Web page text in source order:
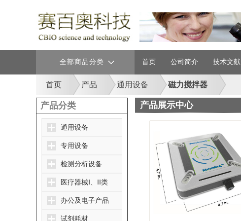
全部商品分类 首页 公司简介 技术文献
首页 产品 通用设备 磁力搅拌器
产品分类
通用设备
专用设备
检测分析设备
医疗器械Ⅰ、II类
办公及电子产品
试剂耗材
产品展示中心